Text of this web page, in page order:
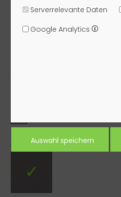
Serverrelevante Daten
Google Analytics
Farbe: